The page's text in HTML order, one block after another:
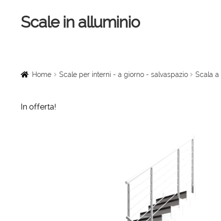
Vai
alla
Vai
al
Scale in alluminio
Scale a chiocciola
Home Scale per interni - a giorno - salvaspazio Scala
In offerta!